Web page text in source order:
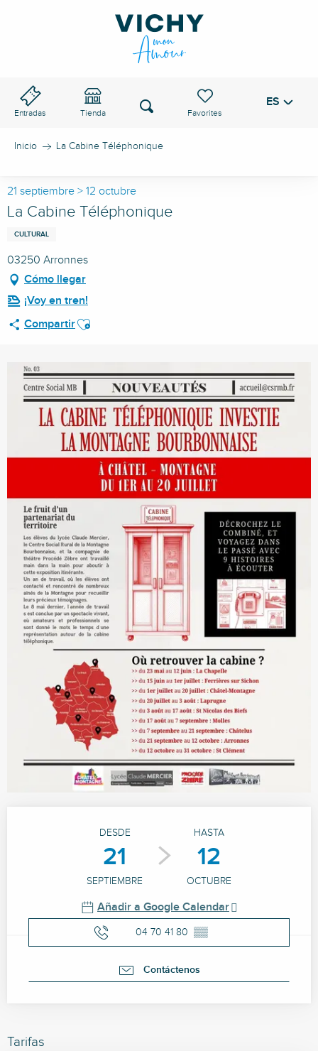
Entradas Tienda
Voir les favoris
Buscar ES
Inicio La Cabine Téléphonique
21 septiembre > 12 octubre
La Cabine Téléphonique
CULTURAL
03250 Arronnes
Cómo llegar
¡Voy en tren!
CompartirAjouter aux favoris
Horarios y datos de contacto
DESDE
21
SEPTIEMBRE
HASTA
12
OCTUBRE
Añadir a Google Calendar
04 70 41 80 ▒▒
Contáctenos
Tarifas